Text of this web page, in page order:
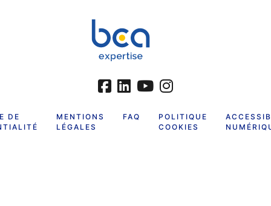
DE
MENTIONS
LÉGALES
FAQ
POLITIQUE
COOKIES